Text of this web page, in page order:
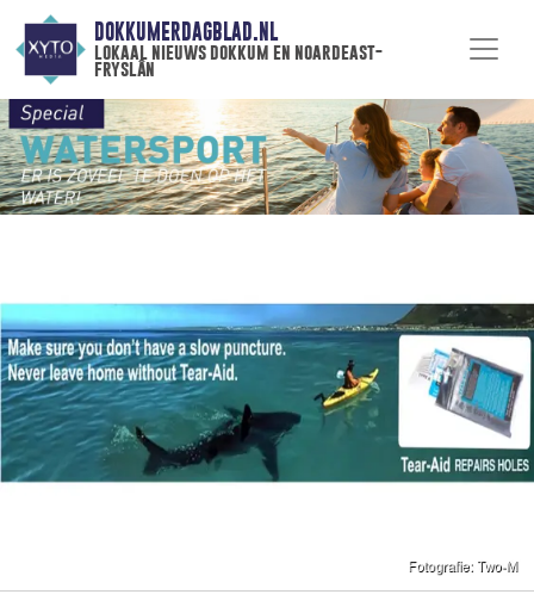
DOKKUMERDAGBLAD.NL
lokaal nieuws dokkum en noardeast-
fryslân